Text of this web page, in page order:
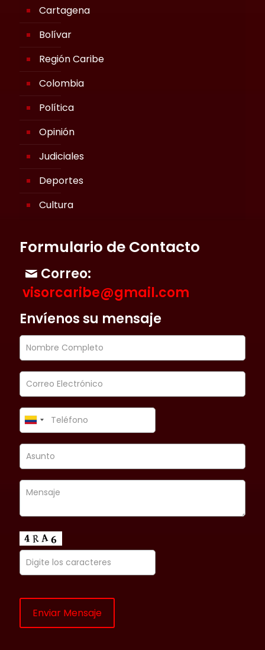
Cartagena
Bolívar
Región Caribe
Colombia
Política
Opinión
Judiciales
Deportes
Cultura
Formulario de Contacto
Correo:
visorcaribe@gmail.com
Envíenos su mensaje